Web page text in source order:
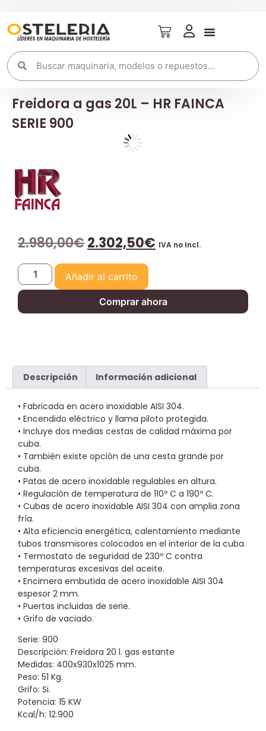
Freidora a gas 20L – HR FAINCA
SERIE 900
2.980,00€2.302,50€ IVA no Incl.
Añadir al carrito
Comprar ahora
Descripción Información adicional
• Fabricada en acero inoxidable AISI 304.
• Encendido eléctrico y llama piloto protegida.
• Incluye dos medias cestas de calidad máxima por
cuba.
• También existe opción de una cesta grande por
cuba.
• Patas de acero inoxidable regulables en altura.
• Regulación de temperatura de 110º C a 190º C.
• Cubas de acero inoxidable AISI 304 con amplia zona
fría.
• Alta eficiencia energética, calentamiento mediante
tubos transmisores colocados en el interior de la cuba.
• Termostato de seguridad de 230º C contra
temperaturas excesivas del aceite.
• Encimera embutida de acero inoxidable AISI 304
espesor 2 mm.
• Puertas incluidas de serie.
• Grifo de vaciado.
Serie: 900
Descripción: Freidora 20 l. gas estante
Medidas: 400x930x1025 mm.
Peso: 51 Kg.
Grifo: Si.
Potencia: 15 KW
Kcal/h: 12.900